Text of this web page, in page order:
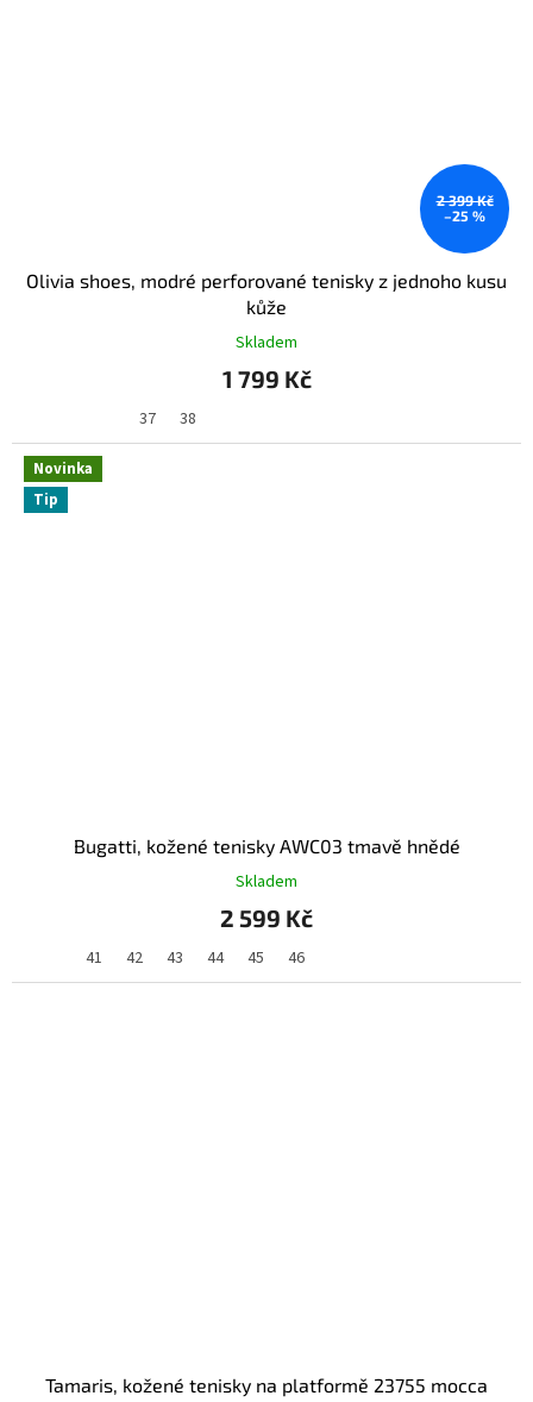
2 399 Kč
–25 %
Olivia shoes, modré perforované tenisky z jednoho kusu
kůže
Skladem
1 799 Kč
37 38
Novinka
Tip
Bugatti, kožené tenisky AWC03 tmavě hnědé
Skladem
2 599 Kč
41 42 43 44 45 46
Tamaris, kožené tenisky na platformě 23755 mocca